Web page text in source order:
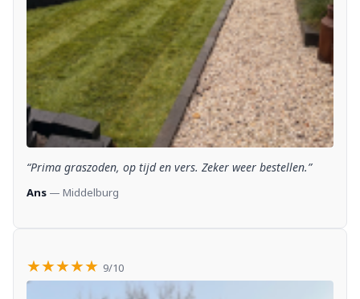
“Prima graszoden, op tijd en vers. Zeker weer bestellen.”
Ans — Middelburg
★★★★★ 9/10